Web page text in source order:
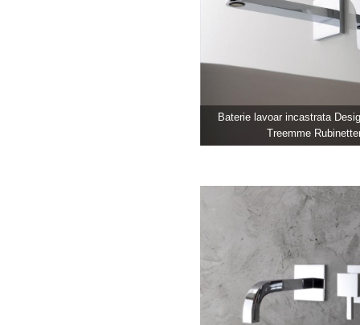
Baterie lavoar incastrata
Treemme